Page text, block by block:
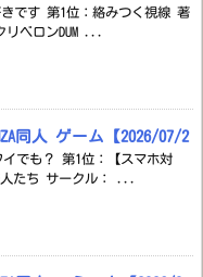
です 第1位：絡みつく視線 著
リベロンDUM ...
同人 ゲーム【2026/07/2
イでも？ 第1位：【スマホ対
人たち サークル： ...